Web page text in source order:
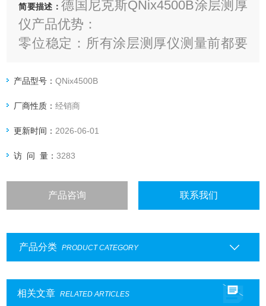
简要描述：德国尼克斯QNix4500B涂层测厚
仪产品优势：
零位稳定：所有涂层测厚仪测量前都要
未涂覆的工件上校零。
产品型号：QNix4500B
厂商性质：经销商
更新时间： 2026-06-01
访 问 量：3283
产品咨询 联系我们
产品分类 PRODUCT CATEGORY
相关文章 RELATED ARTICLES